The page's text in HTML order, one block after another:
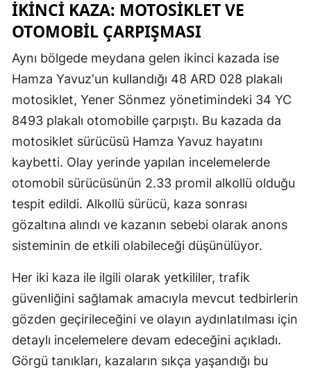
İKINCI KAZA: MOTOSIKLET VE
OTOMOBIL ÇARPIŞMASI
Aynı bölgede meydana gelen ikinci kazada ise
Hamza Yavuz'un kullandığı 48 ARD 028 plakalı
motosiklet, Yener Sönmez yönetimindeki 34 YC
8493 plakalı otomobille çarpıştı. Bu kazada da
motosiklet sürücüsü Hamza Yavuz hayatını
kaybetti. Olay yerinde yapılan incelemelerde
otomobil sürücüsünün 2.33 promil alkollü olduğu
tespit edildi. Alkollü sürücü, kaza sonrası
gözaltına alındı ve kazanın sebebi olarak anons
sisteminin de etkili olabileceği düşünülüyor.
Her iki kaza ile ilgili olarak yetkililer, trafik
güvenliğini sağlamak amacıyla mevcut tedbirlerin
gözden geçirileceğini ve olayın aydınlatılması için
detaylı incelemelere devam edeceğini açıkladı.
Görgü tanıkları, kazaların sıkça yaşandığı bu